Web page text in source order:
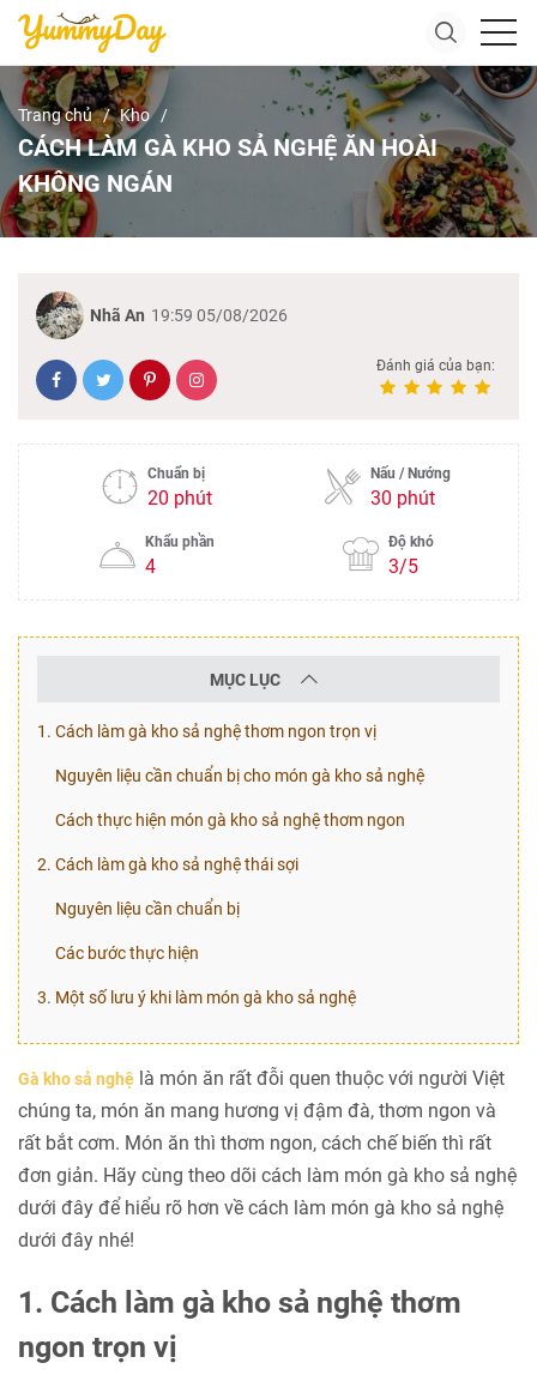
Trang chủ Kho
CÁCH LÀM GÀ KHO SẢ NGHỆ ĂN HOÀI
KHÔNG NGÁN
Nhã An 19:59 05/08/2026
Đánh giá của bạn:
Chuẩn bị
20 phút
Nấu / Nướng
30 phút
Khẩu phần
4
Độ khó
3/5
MỤC LỤC
1. Cách làm gà kho sả nghệ thơm ngon trọn vị
Nguyên liệu cần chuẩn bị cho món gà kho sả nghệ
Cách thực hiện món gà kho sả nghệ thơm ngon
2. Cách làm gà kho sả nghệ thái sợi
Nguyên liệu cần chuẩn bị
Các bước thực hiện
3. Một số lưu ý khi làm món gà kho sả nghệ
Gà kho sả nghệ là món ăn rất đỗi quen thuộc với người Việt
chúng ta, món ăn mang hương vị đậm đà, thơm ngon và
rất bắt cơm. Món ăn thì thơm ngon, cách chế biến thì rất
đơn giản. Hãy cùng theo dõi cách làm món gà kho sả nghệ
dưới đây để hiểu rõ hơn về cách làm món gà kho sả nghệ
dưới đây nhé!
1. Cách làm gà kho sả nghệ thơm
ngon trọn vị